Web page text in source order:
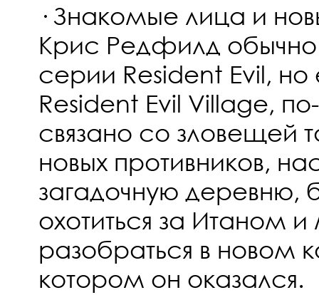
· Знакомые лица и
Крис Редфилд
серии Resident Evil, но
Resident Evil Village,
связано со зловещей
новых противников,
загадочную деревню,
охотиться за Итаном
разобраться в новом
котором он оказался.